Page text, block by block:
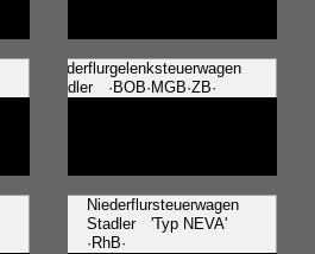
Niederflurgelenksteuerwagen
Stadler ·BOB·MGB·ZB·
Niederflursteuerwagen
Stadler 'Typ NEVA'
·RhB·